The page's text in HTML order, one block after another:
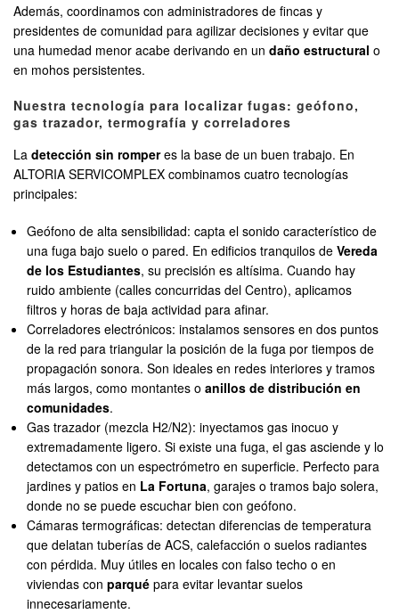
Además, coordinamos con administradores de fincas y
presidentes de comunidad para agilizar decisiones y evitar que
una humedad menor acabe derivando en un daño estructural o
en mohos persistentes.
Nuestra tecnología para localizar fugas: geófono,
gas trazador, termografía y correladores
La detección sin romperes la base de un buen trabajo. En
ALTORIA SERVICOMPLEX combinamos cuatro tecnologías
principales:
Geófono de alta sensibilidad: capta el sonido característico de
una fuga bajo suelo o pared. En edificios tranquilos deVereda
de los Estudiantes, su precisión es altísima. Cuando hay
ruido ambiente (calles concurridas del Centro), aplicamos
filtros y horas de baja actividad para afinar.
Correladores electrónicos: instalamos sensores en dos puntos
de la red para triangular la posición de la fuga por tiempos de
propagación sonora. Son ideales en redes interiores y tramos
más largos, como montantes oanillos de distribución en
comunidades.
Gas trazador (mezcla H2/N2): inyectamos gas inocuo y
extremadamente ligero. Si existe una fuga, el gas asciende y lo
detectamos con un espectrómetro en superficie. Perfecto para
jardines y patios en La Fortuna, garajes o tramos bajo solera,
donde no se puede escuchar bien con geófono.
Cámaras termográficas: detectan diferencias de temperatura
que delatan tuberías de ACS, calefacción o suelos radiantes
con pérdida. Muy útiles en locales con falso techo o en
viviendas conparqué para evitar levantar suelos
innecesariamente.